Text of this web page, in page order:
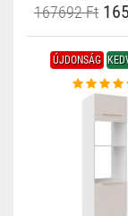
167692 Ft
ÚJDONSÁG